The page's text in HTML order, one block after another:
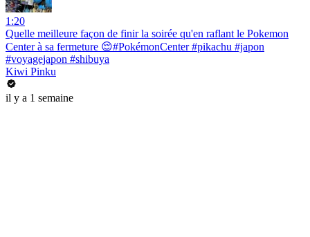
1:20
Quelle meilleure façon de finir la soirée qu'en raflant le Pokemon
Center à sa fermeture 😌#PokémonCenter #pikachu #japon
#voyagejapon #shibuya
Kiwi Pinku
il y a 1 semaine